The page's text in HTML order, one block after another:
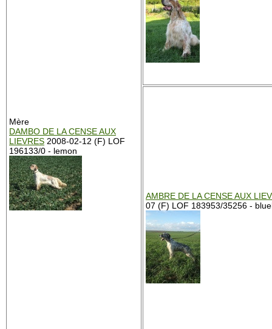
Mère
DAMBO DE LA CENSE AUX
LIEVRES 2008-02-12 (F) LOF
196133/0 - lemon
AMBRE DE LA CENSE AUX
07 (F) LOF 183953/35256 -